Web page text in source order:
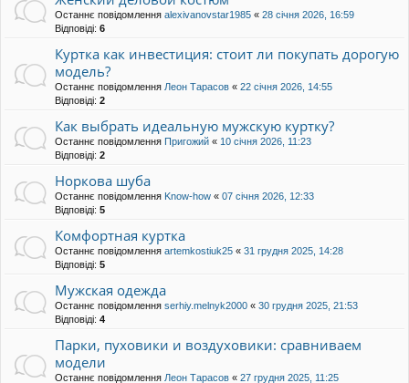
Останнє повідомлення alexivanovstar1985 « 28 січня 2026, 16:59
Відповіді: 6
Куртка как инвестиция: стоит ли покупать дорогую
модель?
Останнє повідомлення Леон Тарасов « 22 січня 2026, 14:55
Відповіді: 2
Как выбрать идеальную мужскую куртку?
Останнє повідомлення Пригожий « 10 січня 2026, 11:23
Відповіді: 2
Норкова шуба
Останнє повідомлення Know-how « 07 січня 2026, 12:33
Відповіді: 5
Комфортная куртка
Останнє повідомлення artemkostiuk25 « 31 грудня 2025, 14:28
Відповіді: 5
Мужская одежда
Останнє повідомлення serhiy.melnyk2000 « 30 грудня 2025, 21:53
Відповіді: 4
Парки, пуховики и воздуховики: сравниваем
модели
Останнє повідомлення Леон Тарасов « 27 грудня 2025, 11:25